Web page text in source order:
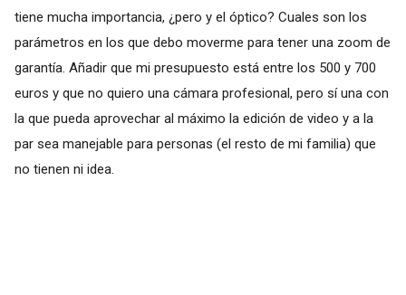
tiene mucha importancia, ¿pero y el óptico? Cuales son los
parámetros en los que debo moverme para tener una zoom de
garantía. Añadir que mi presupuesto está entre los 500 y 700
euros y que no quiero una cámara profesional, pero sí una con
la que pueda aprovechar al máximo la edición de video y a la
par sea manejable para personas (el resto de mi familia) que
no tienen ni idea.